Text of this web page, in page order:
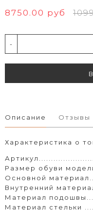
8750.00 руб
-
Описание Отзывы
Характеристика о
Размер обуви
Основной
Внутренний
Материал
Материал стельки